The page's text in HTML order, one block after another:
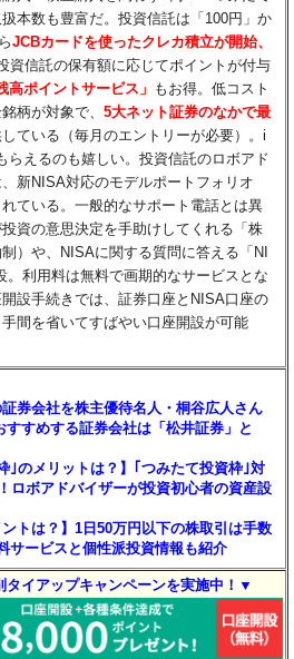
本数も豊富だ。投資信託は「100円」か
JCBカードを使ったクレカ積立が開始、
資信託の保有額に応じてポイントが付与
高ポイントサービス」 もお得。低コスト
柄が対象で、5大ネット証券のなかで最
ている（毎月のエントリーが必要）。i
らえるのも嬉しい。投資信託のロボアド
新NISA対応のモデルポートフォリオ
ている。一般的なサポート電話とは異
資の意思決定を手助けしてくれる「株
）や、NISAに関する質問に答える「NI
。利用料は無料で画期的なサービスとな
設手続きでは、証券口座とNISA口座の
間を省いてすばやい口座開設が可能
券会社を株主優待名人・桐谷広人さん
すめする証券会社は「松井証券」と
のメリットは？】｢つみたて投資枠｣対
ロボアドバイザーが投資初心者の資産設
トは？】1日50万円以下の株取引は手数
サービスと個性派投資情報も紹介
イアップキャンペーンを実施中！▼